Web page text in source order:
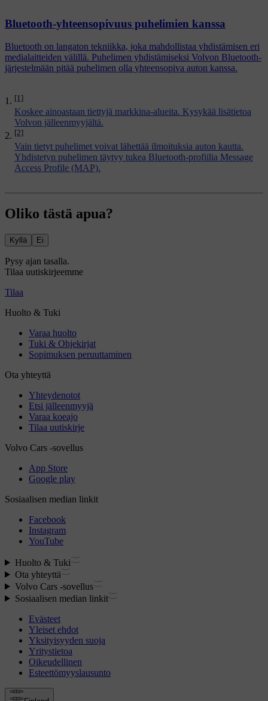
[1]
Koskee ainoastaan tiettyjä markkina-alueita. Kysykää lisätietoa
Volvon jälleenmyyjältä.
[2]
Vain tietyt puhelimet voivat lähettää ilmoituksia auton kautta.
Yhdistetyn puhelimen täytyy tukea Bluetooth-profiilia Message
Access Profile (MAP).
Bluetooth-yhteensopivuus puhelimien kanssa
Bluetooth on langaton tekniikka, joka mahdollistaa yhdistämisen eri
medialaitteiden välillä. Puhelimen yhdistämiseksi Volvon Bluetooth-
järjestelmään pitää puhelimen olla yhteensopiva auton kanssa.
Oliko tästä apua?
Kyllä Ei